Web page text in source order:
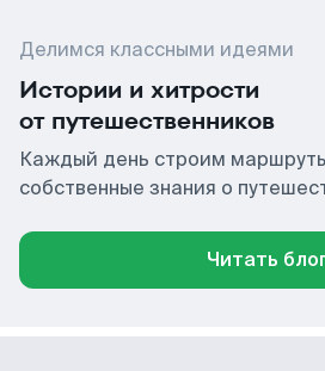
Делимся классными идеями
Истории и хитрости
от путешественников
Каждый день строим
собственные знания о
Читать